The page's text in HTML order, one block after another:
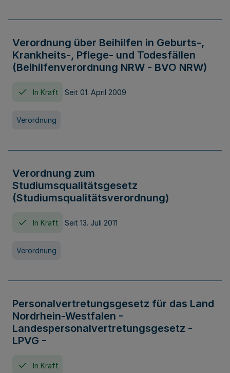
Verordnung über Beihilfen in Geburts-,
Krankheits-, Pflege- und Todesfällen
(Beihilfenverordnung NRW - BVO NRW)
In Kraft Seit 01. April 2009
Verordnung
Verordnung zum
Studiumsqualitätsgesetz
(Studiumsqualitätsverordnung)
In Kraft Seit 13. Juli 2011
Verordnung
Personalvertretungsgesetz für das Land
Nordrhein-Westfalen -
Landespersonalvertretungsgesetz -
LPVG -
In Kraft